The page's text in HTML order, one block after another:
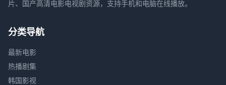
片、国产高清电影电视剧资源，支持手机和电脑在线播放。
分类导航
最新电影
热播剧集
韩国影视